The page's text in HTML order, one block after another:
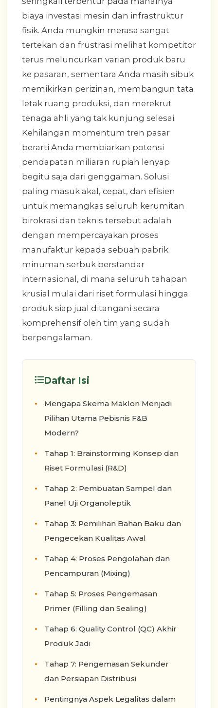
biaya investasi mesin dan infrastruktur
fisik. Anda mungkin merasa sangat
tertekan dan frustrasi melihat kompetitor
terus meluncurkan varian produk baru
ke pasaran, sementara Anda masih sibuk
memikirkan perizinan, membangun tata
letak ruang produksi, dan merekrut
tenaga ahli yang tak kunjung selesai.
Kehilangan momentum tren pasar
berarti Anda membiarkan potensi
pendapatan miliaran rupiah lenyap
begitu saja dari genggaman. Solusi
paling masuk akal, cepat, dan efisien
untuk memangkas seluruh kerumitan
birokrasi dan teknis tersebut adalah
dengan mempercayakan proses
manufaktur kepada sebuah pabrik
minuman serbuk berstandar
internasional, di mana seluruh tahapan
krusial mulai dari riset formulasi hingga
produk siap jual ditangani secara
komprehensif oleh tim yang sudah
berpengalaman.
Daftar Isi
Mengapa Skema Maklon Menjadi
Pilihan Utama Pebisnis F&B
Modern?
Tahap 1: Brainstorming Konsep dan
Riset Formulasi (R&D)
Tahap 2: Pembuatan Sampel dan
Panel Uji Organoleptik
Tahap 3: Pemilihan Bahan Baku dan
Pengecekan Kualitas Awal
Tahap 4: Proses Pengolahan dan
Pencampuran (Mixing)
Tahap 5: Proses Pengemasan
Primer (Filling dan Sealing)
Tahap 6: Quality Control (QC) Akhir
Produk Jadi
Tahap 7: Pengemasan Sekunder
dan Persiapan Distribusi
Pentingnya Aspek Legalitas dalam